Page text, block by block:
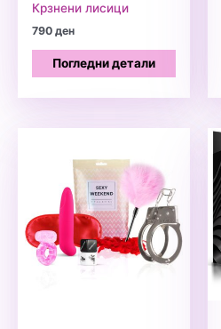
Крзнени лисици
790ден
Погледни детали